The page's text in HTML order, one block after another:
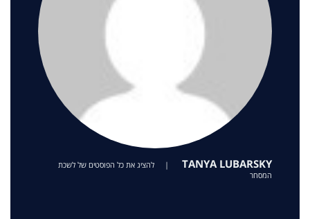
TANYA LUBARSKY
|
להציג את כל הפוסטים של לשכת
המסחר